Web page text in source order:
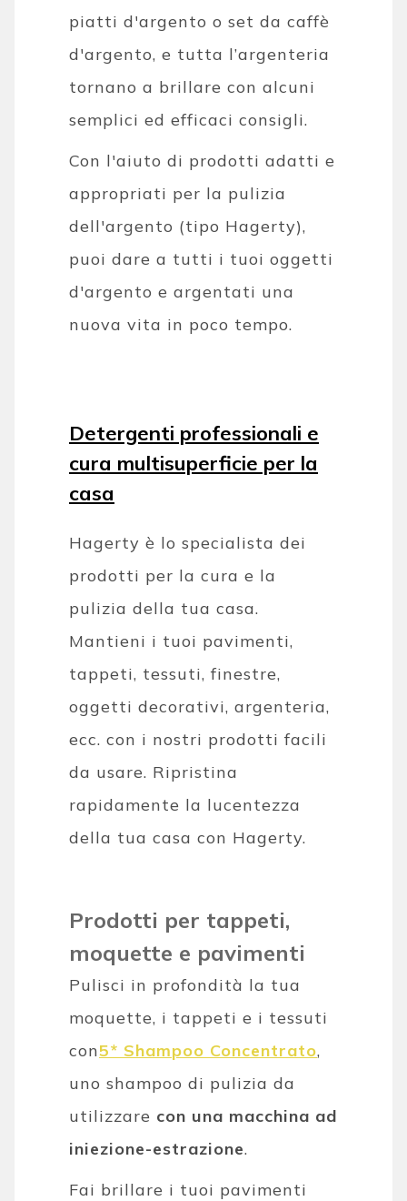
piatti d'argento o set da caffè
d'argento, e tutta l’argenteria
tornano a brillare con alcuni
semplici ed efficaci consigli.
Con l'aiuto di prodotti adatti e
appropriati per la pulizia
dell'argento (tipo Hagerty),
puoi dare a tutti i tuoi oggetti
d'argento e argentati una
nuova vita in poco tempo.
Detergenti professionali e
cura multisuperficie per la
casa
Hagerty è lo specialista dei
prodotti per la cura e la
pulizia della tua casa.
Mantieni i tuoi pavimenti,
tappeti, tessuti, finestre,
oggetti decorativi, argenteria,
ecc. con i nostri prodotti facili
da usare. Ripristina
rapidamente la lucentezza
della tua casa con Hagerty.
Prodotti per tappeti,
moquette e pavimenti
Pulisci in profondità la tua
moquette, i tappeti e i tessuti
con5* Shampoo Concentrato,
uno shampoo di pulizia da
utilizzare con una macchina ad
iniezione-estrazione.
Fai brillare i tuoi pavimenti